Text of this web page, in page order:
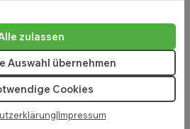
Marketing: Gutes
Marketing
Vor-Ort-Apotheke immer
Apotheke und Marketing
|Impressum
Cookies
Auswahl übernehmen
zulassen